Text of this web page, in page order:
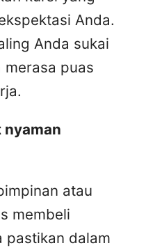
Anda.
Anda sukai
merasa puas
nyaman
atau
membeli
pastikan dalam